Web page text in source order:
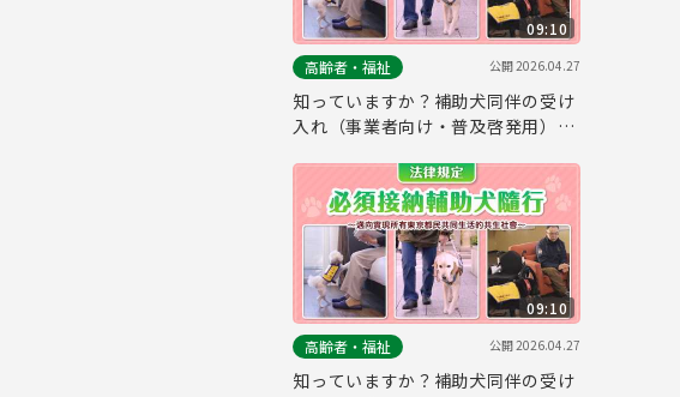
09:10
高齢者・福祉
公開2026.04.27
知っていますか？補助犬同伴の受け
入れ（事業者向け・普及啓発用）
09:10
高齢者・福祉
公開2026.04.27
知っていますか？補助犬同伴の受け